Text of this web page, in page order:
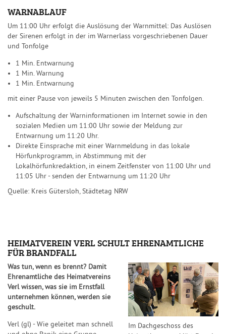
WARNABLAUF
Um 11:00 Uhr erfolgt die Auslösung der Warnmittel: Das Auslösen
der Sirenen erfolgt in der im Warnerlass vorgeschriebenen Dauer
und Tonfolge
1 Min. Entwarnung
1 Min. Warnung
1 Min. Entwarnung
mit einer Pause von jeweils 5 Minuten zwischen den Tonfolgen.
Aufschaltung der Warninformationen im Internet sowie in den
sozialen Medien um 11:00 Uhr sowie der Meldung zur
Entwarnung um 11:20 Uhr.
Direkte Einsprache mit einer Warnmeldung in das lokale
Hörfunkprogramm, in Abstimmung mit der
Lokalhörfunkredaktion, in einem Zeitfenster von 11:00 Uhr und
11:05 Uhr - senden der Entwarnung um 11:20 Uhr
Quelle: Kreis Gütersloh, Städtetag NRW
HEIMATVEREIN VERL SCHULT EHRENAMTLICHE
FÜR BRANDFALL
Im Dachgeschoss des
Was tun, wenn es brennt? Damit
Ehrenamtliche des Heimatvereins
Verl wissen, was sie im Ernstfall
unternehmen können, werden sie
geschult.
Verl (gl) - Wie geleitet man schnell